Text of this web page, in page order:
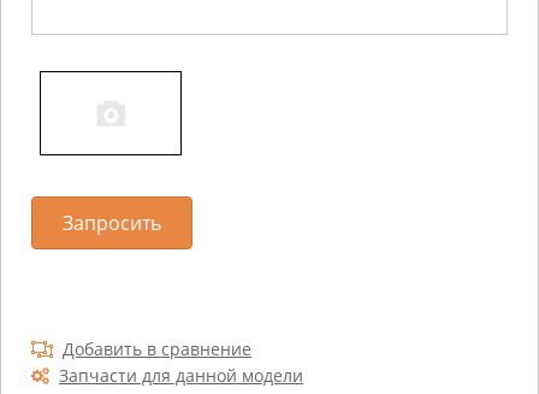
Добавить в сравнение
Запчасти для данной модели
Запросить